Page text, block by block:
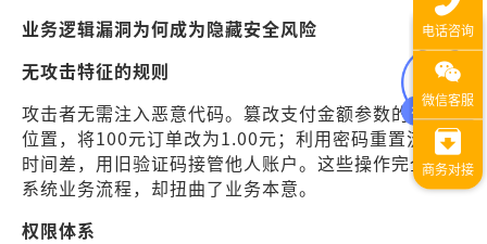
业务逻辑漏洞为何成为隐藏安全风险
无攻击特征的规则
攻击者无需注入恶意代码。篡改支付金额参数的小数点
位置，将100元订单改为1.00元；利用密码重置流程的
时间差，用旧验证码接管他人账户。这些操作完全符合
系统业务流程，却扭曲了业务本意。
权限体系